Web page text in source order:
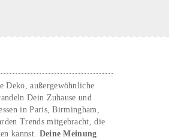
Deko, außergewöhnliche
Dein Zuhause und
in Paris, Birmingham,
Trends mitgebracht, die
kannst. Deine Meinung